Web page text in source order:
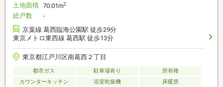
土地面積 70.01m2
総戸数
-
京葉線 葛西臨海公園駅 徒歩29分
東京メトロ東西線 葛西駅 徒歩13分
東京都江戸川区南葛西２丁目
都市ガス 駐車場有り
所有権
カウンターキッチン
浴室乾燥機 床暖房